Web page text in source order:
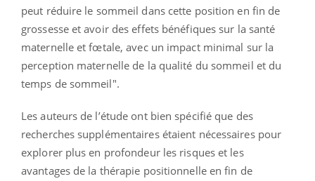
peut réduire le sommeil dans cette position en fin de
grossesse et avoir des effets bénéfiques sur la santé
maternelle et fœtale, avec un impact minimal sur la
perception maternelle de la qualité du sommeil et du
temps de sommeil".
Les auteurs de l’étude ont bien spécifié que des
recherches supplémentaires étaient nécessaires pour
explorer plus en profondeur les risques et les
avantages de la thérapie positionnelle en fin de